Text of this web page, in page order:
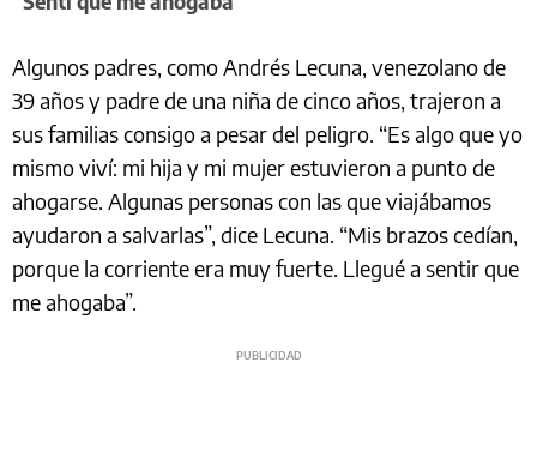
Algunos padres, como Andrés Lecuna, venezolano de
39 años y padre de una niña de cinco años, trajeron a
sus familias consigo a pesar del peligro. “Es algo que yo
mismo viví: mi hija y mi mujer estuvieron a punto de
ahogarse. Algunas personas con las que viajábamos
ayudaron a salvarlas”, dice Lecuna. “Mis brazos cedían,
porque la corriente era muy fuerte. Llegué a sentir que
me ahogaba”.